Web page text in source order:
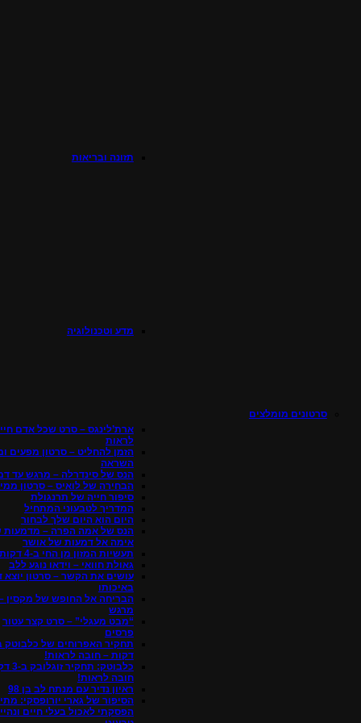
תזונה ובריאות
מדע וטכנולוגיה
סרטונים מומלצים
ארת’לינגס – סרט שכל אדם
לראות
הזמן להחליט – סרטון מפעים
השראה
הנס של סינדרלה – מרגש עד
הבחירה של לואיס – סרטון
סיפור חייה של תרנגולת
המדריך לטבעוני המתחיל
היום הוא היום שלך לבחור
הנס של אמה הפרה – מדמעות
אימה אל דמעות של אושר
תעשיות המזון מן החי ב-4 דקות
גאולת חוואי – וידאו נוגע ללב
עושים את הקשר – סרטון יוצא
באיכותו
הבריחה אל החופש של מקסין
מרגש
“מבט מעגלי” – סרט קצר עטור
פרסים
דקות – חובה לראות!
כלבוטק:
חובה לראות!
ראיון נדיר עם מנתח לב בן 98
הסיפור של גארי יורופסקי: מתי
הפסקתי לאכול בעלי חיים